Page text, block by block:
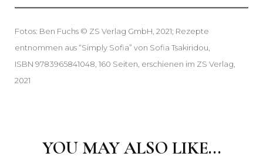
Fotos: Ben Fuchs © ZS Verlag GmbH, 2021; Rezepte
entnommen aus “Simply Sofia” von Sofia Tsakiridou,
ISBN 9783965841048, 160 Seiten, erschienen im ZS Verlag,
2021
Navigation
YOU MAY ALSO LIKE...